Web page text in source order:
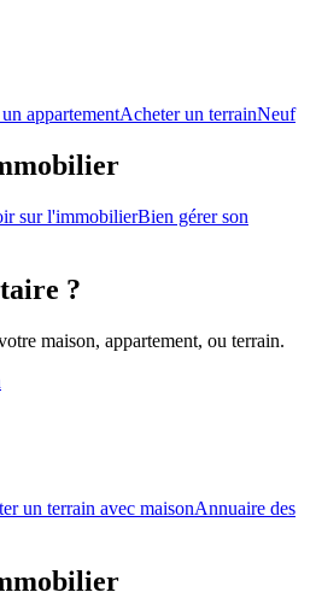
appartementAcheter un terrainNeuf
sur l'immobilierBien gérer son
?
maison, appartement, ou terrain.
un terrain avec maisonAnnuaire des